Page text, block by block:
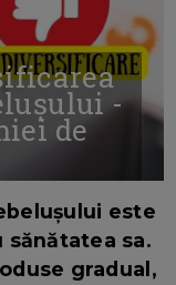
-
de
este
sa.
gradual,